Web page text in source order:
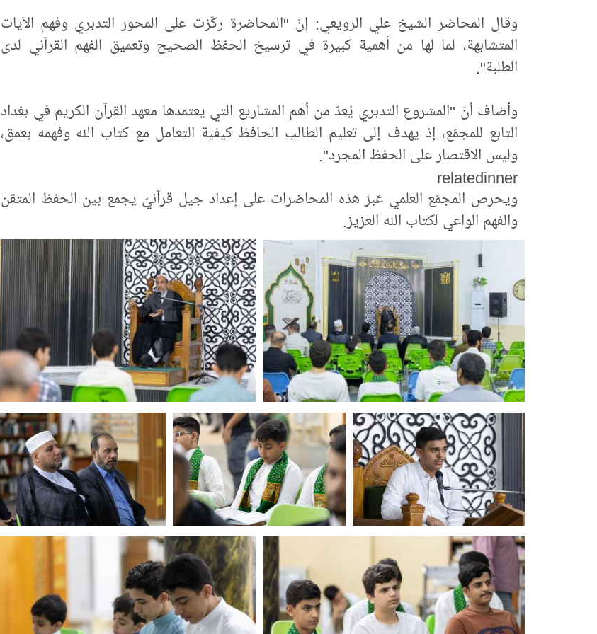
وقال المحاضر الشيخ علي الرويعي: إنّ "المحاضرة ركّزت على المحور التدبري وفهم الآيات
المتشابهة، لما لها من أهمية كبيرة في ترسيخ الحفظ الصحيح وتعميق الفهم القرآني لدى
الطلبة".
وأضاف أنّ "المشروع التدبري يُعدّ من أهم المشاريع التي يعتمدها معهد القرآن الكريم في بغداد
التابع للمجمَع، إذ يهدف إلى تعليم الطالب الحافظ كيفية التعامل مع كتاب الله وفهمه بعمق،
وليس الاقتصار على الحفظ المجرد".
relatedinner
ويحرص المجمَع العلمي عَبرَ هذه المحاضرات على إعداد جيل قرآنيّ يجمع بين الحفظ المتقن
والفهم الواعي لكتاب الله العزيز.